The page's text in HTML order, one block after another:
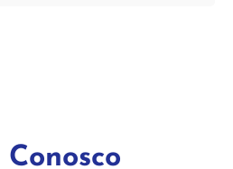
Conosco